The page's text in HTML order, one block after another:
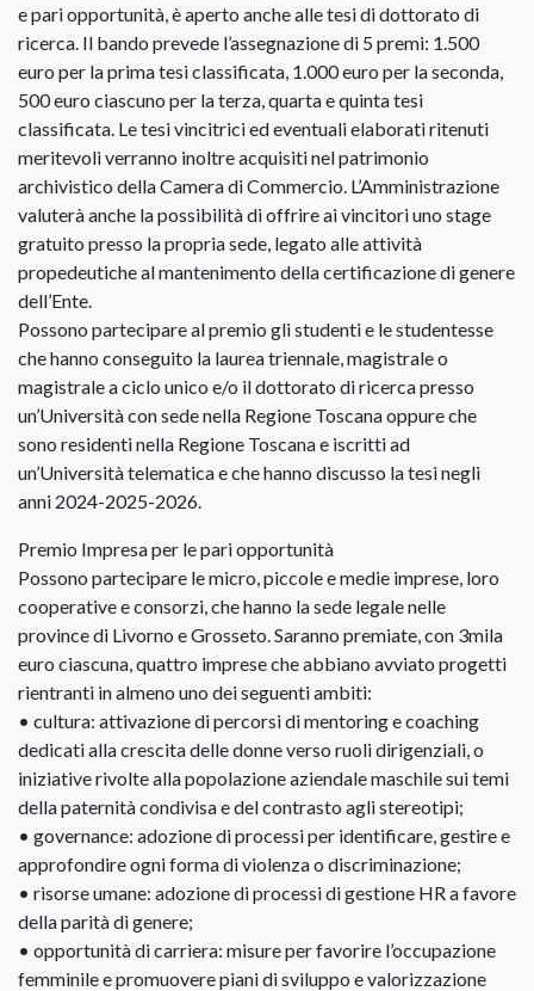
e pari opportunità, è aperto anche alle tesi di dottorato di
ricerca. Il bando prevede l’assegnazione di 5 premi: 1.500
euro per la prima tesi classificata, 1.000 euro per la seconda,
500 euro ciascuno per la terza, quarta e quinta tesi
classificata. Le tesi vincitrici ed eventuali elaborati ritenuti
meritevoli verranno inoltre acquisiti nel patrimonio
archivistico della Camera di Commercio. L’Amministrazione
valuterà anche la possibilità di offrire ai vincitori uno stage
gratuito presso la propria sede, legato alle attività
propedeutiche al mantenimento della certificazione di genere
dell’Ente.
Possono partecipare al premio gli studenti e le studentesse
che hanno conseguito la laurea triennale, magistrale o
magistrale a ciclo unico e/o il dottorato di ricerca presso
un’Università con sede nella Regione Toscana oppure che
sono residenti nella Regione Toscana e iscritti ad
un’Università telematica e che hanno discusso la tesi negli
anni 2024-2025-2026.
Premio Impresa per le pari opportunità
Possono partecipare le micro, piccole e medie imprese, loro
cooperative e consorzi, che hanno la sede legale nelle
province di Livorno e Grosseto. Saranno premiate, con 3mila
euro ciascuna, quattro imprese che abbiano avviato progetti
rientranti in almeno uno dei seguenti ambiti:
• cultura: attivazione di percorsi di mentoring e coaching
dedicati alla crescita delle donne verso ruoli dirigenziali, o
iniziative rivolte alla popolazione aziendale maschile sui temi
della paternità condivisa e del contrasto agli stereotipi;
• governance: adozione di processi per identificare, gestire e
approfondire ogni forma di violenza o discriminazione;
• risorse umane: adozione di processi di gestione HR a favore
della parità di genere;
• opportunità di carriera: misure per favorire l’occupazione
femminile e promuovere piani di sviluppo e valorizzazione